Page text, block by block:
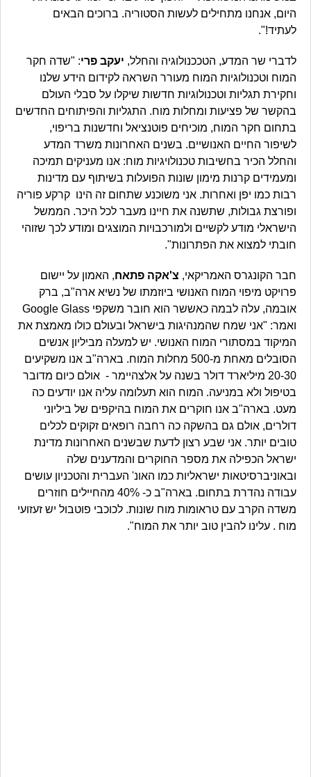
היום, אנחנו מתחילים לעשות הסטוריה. ברוכים הבאים
לעתיד!".
לדברי שר המדע, הטככנולוגיה והחלל, יעקב פרי: "שדה חקר
המוח וטכנולוגיות המוח מעורר השראה לקידום הידע שלנו
וחקירת תגליות וטכנולוגיות חדשות שיקלו על סבלי העולם
בהקשר של פציעות ומחלות מוח. התגליות והפיתוחים החדשים
בתחום חקר המוח, מוכיחים פוטנציאל וחדשנות בריפוי,
לשיפור החיים האנושיים. בשנים האחרונות משרד המדע
והחלל הכיר בחשיבות טכנולויגיות מוח: אנו מעניקים תמיכה
ומעמידים קרנות מימון שונות הפועלות בשיתוף עם מדינות
רבות כמו יפן ואחרות. אני משוכנע שתחום זה הינו קרקע פוריה
ופורצת גבולות, שתשנה את חיינו מעבר לכל היכר. הממשל
הישראלי מודע לקשיים ולמורכבויות המוצגים ומודע לכך שזוהי
חובתי למצוא את הפתרונות".
חבר הקונגרס האמריקאי, צ'אקה פתאח, האמון על יישום
פרויקט מיפוי המוח האנושי ביוזמתו של נשיא ארה"ב, ברק
אובמה, עלה לבמה כאששר הוא חובר משקפי Google Glass
ואמר: "אני שמח שהמנהיגות בישראל ובעולם כולו מאמצת את
המיקוד במסתורי המוח האנושי. יש למעלה מביליון אנשים
הסובלים מאחת מ-500 מחלות המוח. בארה"ב אנו משקיעים
20-30 מיליארד דולר בשנה על אלצהיימר - אולם כיום מדובר
בטיפול ולא במניעה. המוח הוא תעלומה עליה אנו יודעים כה
מעט. בארה"ב אנו חוקרים את המוח בהיקפים של ביליוני
דולרים, אולם גם בהשקה כה רחבה רופאים זקוקים לכלים
טובים יותר. אני שבע רצון לדעת שבשנים האחרונות מדינת
ישראל הכפילה את מספר החוקרים והמדענים שלה
ובאוניברסיטאות ישראליות כמו האונ' העברית והטכניון עושים
עבודה נהדרת בתחום. בארה"ב כ- 40% מהחיילים חוזרים
משדה הקרב עם טראומות מוח שונות. לכוכבי פוטבול יש זעזועי
מוח . עלינו להבין טוב יותר את המוח".